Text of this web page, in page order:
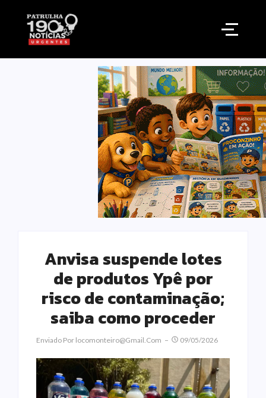
Anvisa suspende lotes
de produtos Ypê por
risco de contaminação;
saiba como proceder
Enviado Por Locomonteiro@gmail.com 09/05/2026